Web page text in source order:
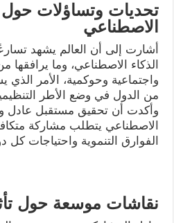
تحديات وتساؤلات حول
الاصطناعي
أشارت إلى أن العالم يشهد
الذكاء الاصطناعي، وما يرافقها
واجتماعية وحوكمية، الأمر
من الدول في وضع الأطر
وأكدت أن تحقيق مستقبل عادل
الاصطناعي يتطلب مشاركة
الفوارق التنموية واحتياجات كل
نقاشات موسعة حول